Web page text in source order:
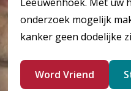
onderzoek mogelijk
kanker geen dodelijke
Word Vriend